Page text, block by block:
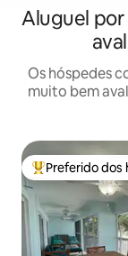
Aluguel
Os hóspedes
muito bem
Entre os
Preferido dos